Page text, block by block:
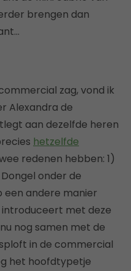
brengen dan
zag, vond ik
Alexandra de
aan dezelfde heren
hetzelfde
redenen hebben: 1)
onder de
andere manier
introduceert met deze
nog samen met de
in de commercial
het hoofdtypetje